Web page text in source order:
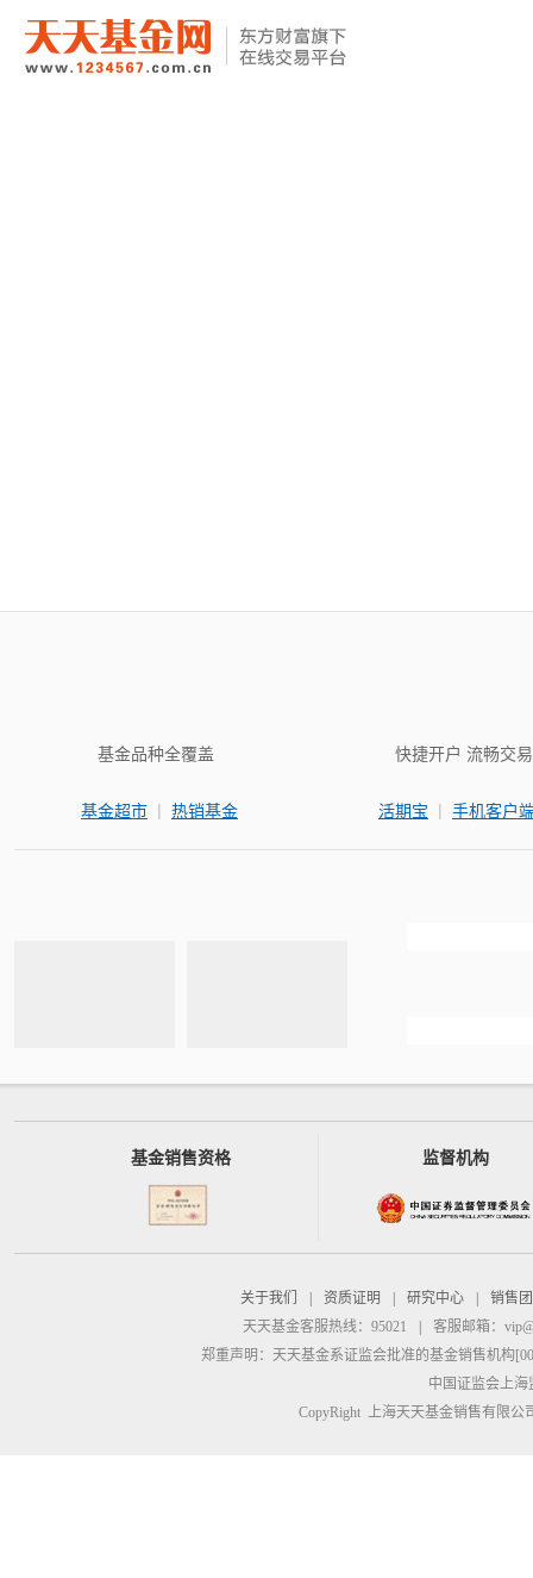
基金品种全覆盖
基金超市 | 热销基金
快捷开户 流畅交易
活期宝 | 手机客户
基金销售资格 监督机构
关于我们 资质证明 研究中心
销售
天天基金客服热线：95021
客服邮箱：
郑重声明： 天天基金系证监会批准的基金销售机构
中国证监会上
CopyRight 上海天天基金销售有限